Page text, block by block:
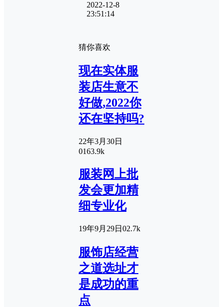
2022-12-8
23:51:14
猜你喜欢
现在实体服
装店生意不
好做,2022你
还在坚持吗?
22年3月30日
0163.9k
服装网上批
发会更加精
细专业化
19年9月29日 02.7k
服饰店经营
之道选址才
是成功的重
点